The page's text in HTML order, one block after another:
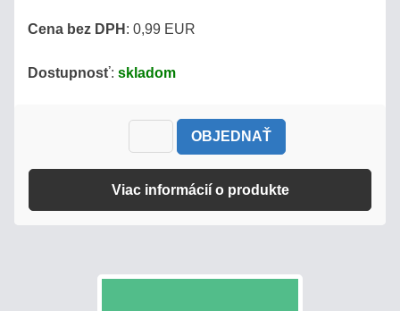
Cena bez DPH : 0,99 EUR
Dostupnosť: skladom
OBJEDNAŤ
Viac informácií o produkte